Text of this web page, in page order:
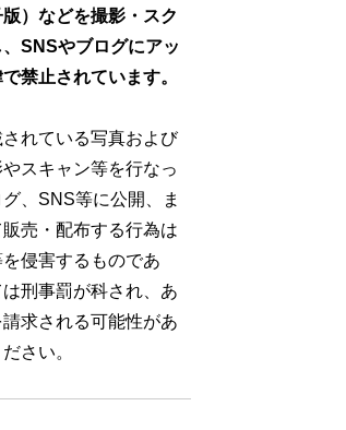
）などを撮影・スク
SNSやブログにアッ
禁止されています。
れている写真および
スキャン等を行なっ
、SNS等に公開、ま
売・配布する行為は
侵害するものであ
刑事罰が科され、あ
求される可能性があ
さい。